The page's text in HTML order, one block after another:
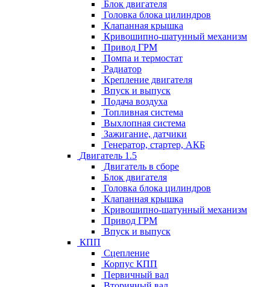
Блок двигателя
Головка блока цилиндров
Клапанная крышка
Кривошипно-шатунный механизм
Привод ГРМ
Помпа и термостат
Радиатор
Крепление двигателя
Впуск и выпуск
Подача воздуха
Топливная система
Выхлопная система
Зажигание, датчики
Генератор, стартер, АКБ
Двигатель 1.5
Двигатель в сборе
Блок двигателя
Головка блока цилиндров
Клапанная крышка
Кривошипно-шатунный механизм
Привод ГРМ
Впуск и выпуск
КПП
Сцепление
Корпус КПП
Первичный вал